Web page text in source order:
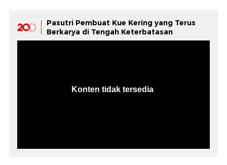
Pasutri Pembuat Kue Kering yang Terus
Berkarya di Tengah Keterbatasan